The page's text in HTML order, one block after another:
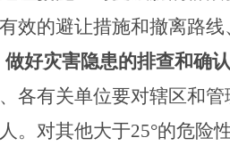
效的避让措施和撤离路
做好灾害隐患的排查和确
各有关单位要对辖区和
。对其他大于25°的危险